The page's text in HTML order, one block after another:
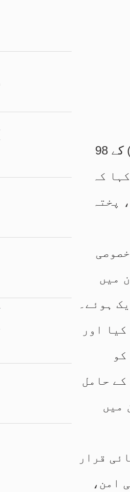
فیلڈ مارشل سید عاصم منیر نے چین کی پیپلز لبریشن آرمی (پی ایل اے) کے 98
کہ
پختہ
میں
ہوئے۔
اور
حامل
میں
قرار
امن،